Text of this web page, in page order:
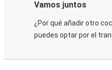
Vamos juntos
¿Por qué añadir otro
puedes optar por el